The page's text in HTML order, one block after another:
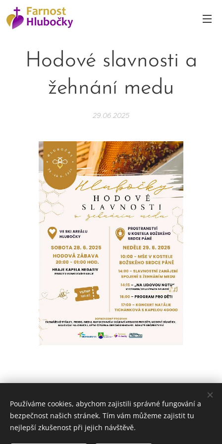
Hodové slavnosti a
žehnání medu
29.06.2025
Používáme cookies, abychom zajistili správné fungování a
bezpečnost našich stránek. Tím vám můžeme zajistit tu
nejlepší zkušenost při jejich návštěvě.